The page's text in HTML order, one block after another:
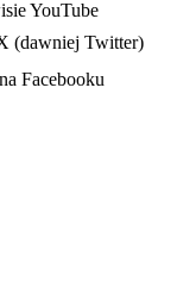
YouTube
(dawniej Twitter)
Facebooku